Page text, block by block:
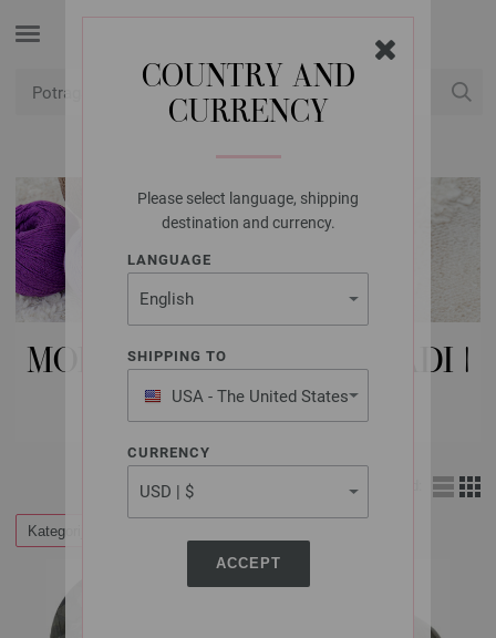
COUNTRY AND
CURRENCY
Please select language, shipping
destination and currency.
LANGUAGE
SHIPPING TO
USA - The United States
of America
CURRENCY
ACCEPT
MODNI DODACI | DUGMADI |
TRIM
Kategorije